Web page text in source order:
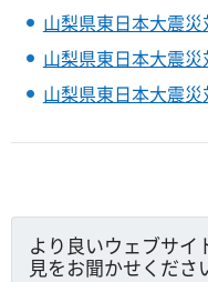
山梨県東日本大震災
山梨県東日本大震災
山梨県東日本大震災
より良いウェブサイ
見をお聞かせくださ